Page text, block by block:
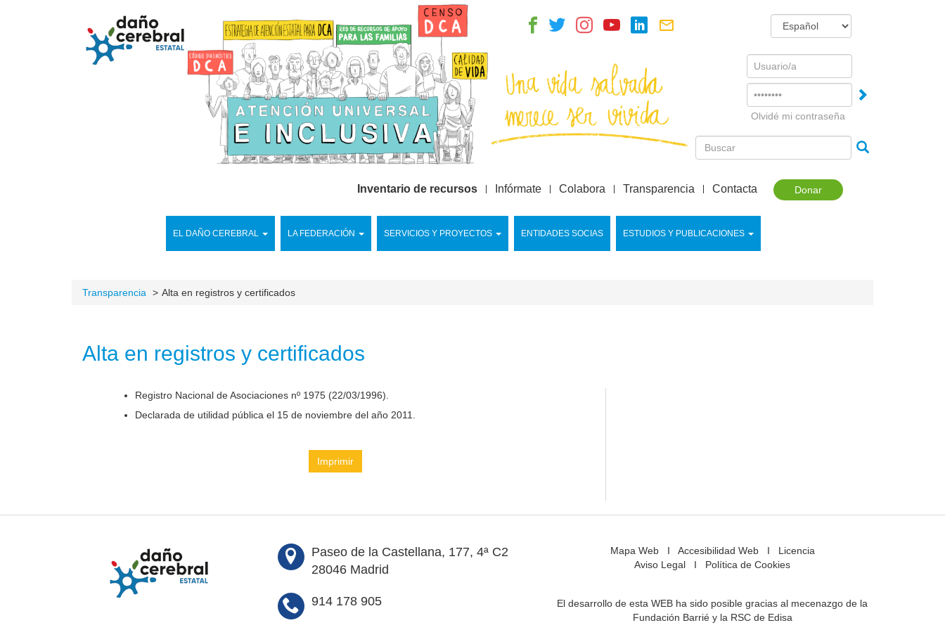
Username
Olvidé mi contraseña
Donar
EL DAÑO CEREBRAL LA FEDERACIÓN SERVICIOS Y PROYECTOS ENTIDADES SOCIAS ESTUDIOS Y PUBLICACIONES
Inventario de recursos Infórmate Colabora Transparencia Contacta
Transparencia Alta en registros y certificados
Alta en registros y certificados
Registro Nacional de Asociaciones nº 1975 (22/03/1996).
Declarada de utilidad pública el 15 de noviembre del año 2011.
Imprimir
Paseo de la Castellana, 177, 4ª C2
28046 Madrid
914 178 905
Mapa WebI Accesibilidad WebI Licencia
Aviso Legal I Política de Cookies
El desarrollo de esta WEB ha sido posible gracias al mecenazgo de la
Fundación Barrié y la RSC de Edisa